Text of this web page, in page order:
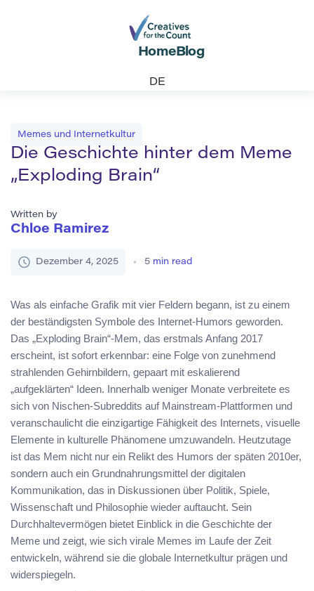
Home Blog
DE
Memes und Internetkultur
Die Geschichte hinter dem Meme
„Exploding Brain“
Written by
Chloe Ramirez
Dezember 4, 2025 5 min read
Was als einfache Grafik mit vier Feldern begann, ist zu einem
der beständigsten Symbole des Internet-Humors geworden.
Das „Exploding Brain“-Mem, das erstmals Anfang 2017
erscheint, ist sofort erkennbar: eine Folge von zunehmend
strahlenden Gehirnbildern, gepaart mit eskalierend
„aufgeklärten“ Ideen. Innerhalb weniger Monate verbreitete es
sich von Nischen-Subreddits auf Mainstream-Plattformen und
veranschaulicht die einzigartige Fähigkeit des Internets, visuelle
Elemente in kulturelle Phänomene umzuwandeln. Heutzutage
ist das Mem nicht nur ein Relikt des Humors der späten 2010er,
sondern auch ein Grundnahrungsmittel der digitalen
Kommunikation, das in Diskussionen über Politik, Spiele,
Wissenschaft und Philosophie wieder auftaucht. Sein
Durchhaltevermögen bietet Einblick in die Geschichte der
Meme und zeigt, wie sich virale Memes im Laufe der Zeit
entwickeln, während sie die globale Internetkultur prägen und
widerspiegeln.